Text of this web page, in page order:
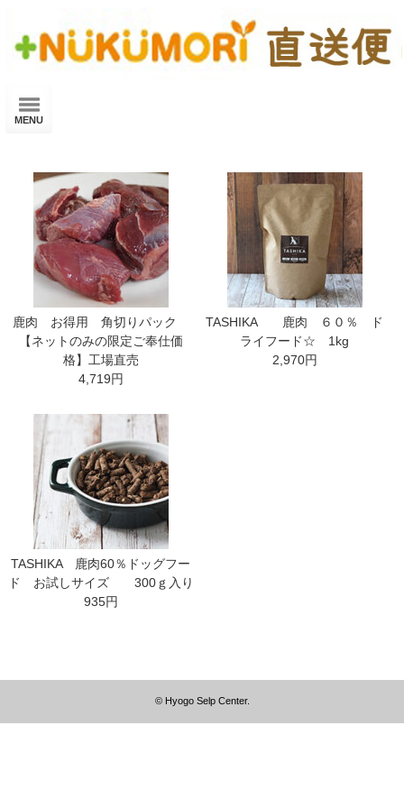
content
MENU
鹿肉 お得用 角切りパック
【ネットのみの限定ご奉仕価
格】工場直売
4,719円
TASHIKA 鹿肉 ６０％ ド
ライフード☆ 1kg
2,970円
TASHIKA 鹿肉60％ドッグフー
ド お試しサイズ 300ｇ入り
935円
© Hyogo Selp Center.